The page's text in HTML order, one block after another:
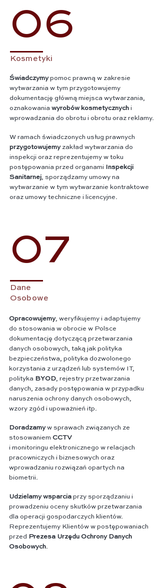
06
Kosmetyki
Świadczymypomoc prawną w zakresie
wytwarzania w tym przygotowujemy
dokumentację główną miejsca wytwarzania,
oznakowania wyrobów kosmetycznych i
wprowadzania do obrotu i obrotu oraz reklamy.
W ramach świadczonych usług prawnych
przygotowujemyzakład wytwarzania do
inspekcji oraz reprezentujemy w toku
postępowania przed organami Inspekcji
Sanitarnej, sporządzamy umowy na
wytwarzanie w tym wytwarzanie kontraktowe
oraz umowy techniczne i licencyjne.
07
Dane
Osobowe
Opracowujemy, weryfikujemy i adaptujemy
do stosowania w obrocie w Polsce
dokumentację dotyczącą przetwarzania
danych osobowych, taką jak polityka
bezpieczeństwa, polityka dozwolonego
korzystania z urządzeń lub systemów IT,
polityka BYOD, rejestry przetwarzania
danych, zasady postępowania w przypadku
naruszenia ochrony danych osobowych,
wzory zgód i upoważnień itp.
Doradzamyw sprawach związanych ze
stosowaniem CCTV
i monitoringu elektronicznego w relacjach
pracowniczych i biznesowych oraz
wprowadzaniu rozwiązań opartych na
biometrii.
Udzielamy wsparcia przy sporządzaniu i
prowadzeniu oceny skutków przetwarzania
dla operacji gospodarczych klientów.
Reprezentujemy Klientów w postępowaniach
przed Prezesa Urzędu Ochrony Danych
Osobowych.